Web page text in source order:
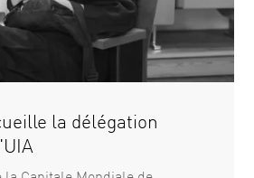
la délégation